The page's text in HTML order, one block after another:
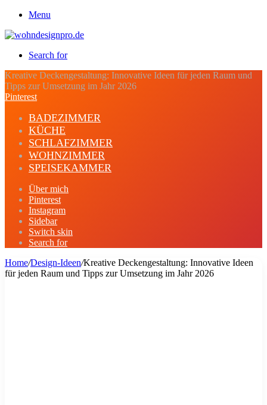
Menu
Search for
Kreative Deckengestaltung: Innovative Ideen für jeden Raum und
Tipps zur Umsetzung im Jahr 2026
Pinterest
BADEZIMMER
KÜCHE
SCHLAFZIMMER
WOHNZIMMER
SPEISEKAMMER
Über mich
Pinterest
Instagram
Sidebar
Switch skin
Search for
Home/Design-Ideen/Kreative Deckengestaltung: Innovative Ideen
für jeden Raum und Tipps zur Umsetzung im Jahr 2026